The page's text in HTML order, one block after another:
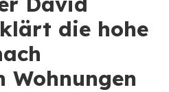
die hohe
Wohnungen